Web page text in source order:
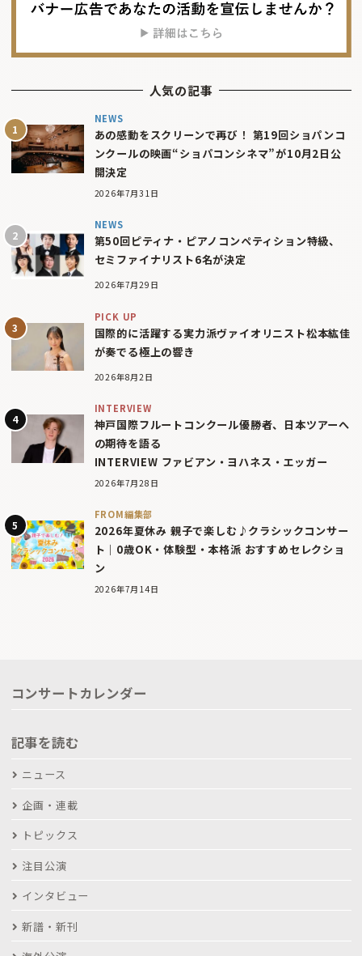
人気の記事
NEWS
あの感動をスクリーンで再び！ 第19回ショパンコ
ンクールの映画“ショパコンシネマ”が10月2日公
開決定
2026年7月31日
NEWS
第50回ピティナ・ピアノコンペティション特級、
セミファイナリスト6名が決定
2026年7月29日
PICK UP
国際的に活躍する実力派ヴァイオリニスト松本紘佳
が奏でる極上の響き
2026年8月2日
INTERVIEW
神戸国際フルートコンクール優勝者、日本ツアーへ
の期待を語る
INTERVIEW ファビアン・ヨハネス・エッガー
2026年7月28日
FROM編集部
2026年夏休み 親子で楽しむ♪クラシックコンサー
ト｜0歳OK・体験型・本格派 おすすめセレクショ
ン
2026年7月14日
コンサートカレンダー
記事を読む
ニュース
企画・連載
トピックス
注目公演
インタビュー
新譜・新刊